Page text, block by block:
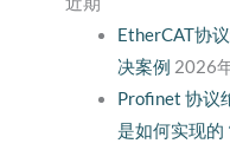
EtherCAT协
决案例 2026
Profinet 协议
是如何实现的